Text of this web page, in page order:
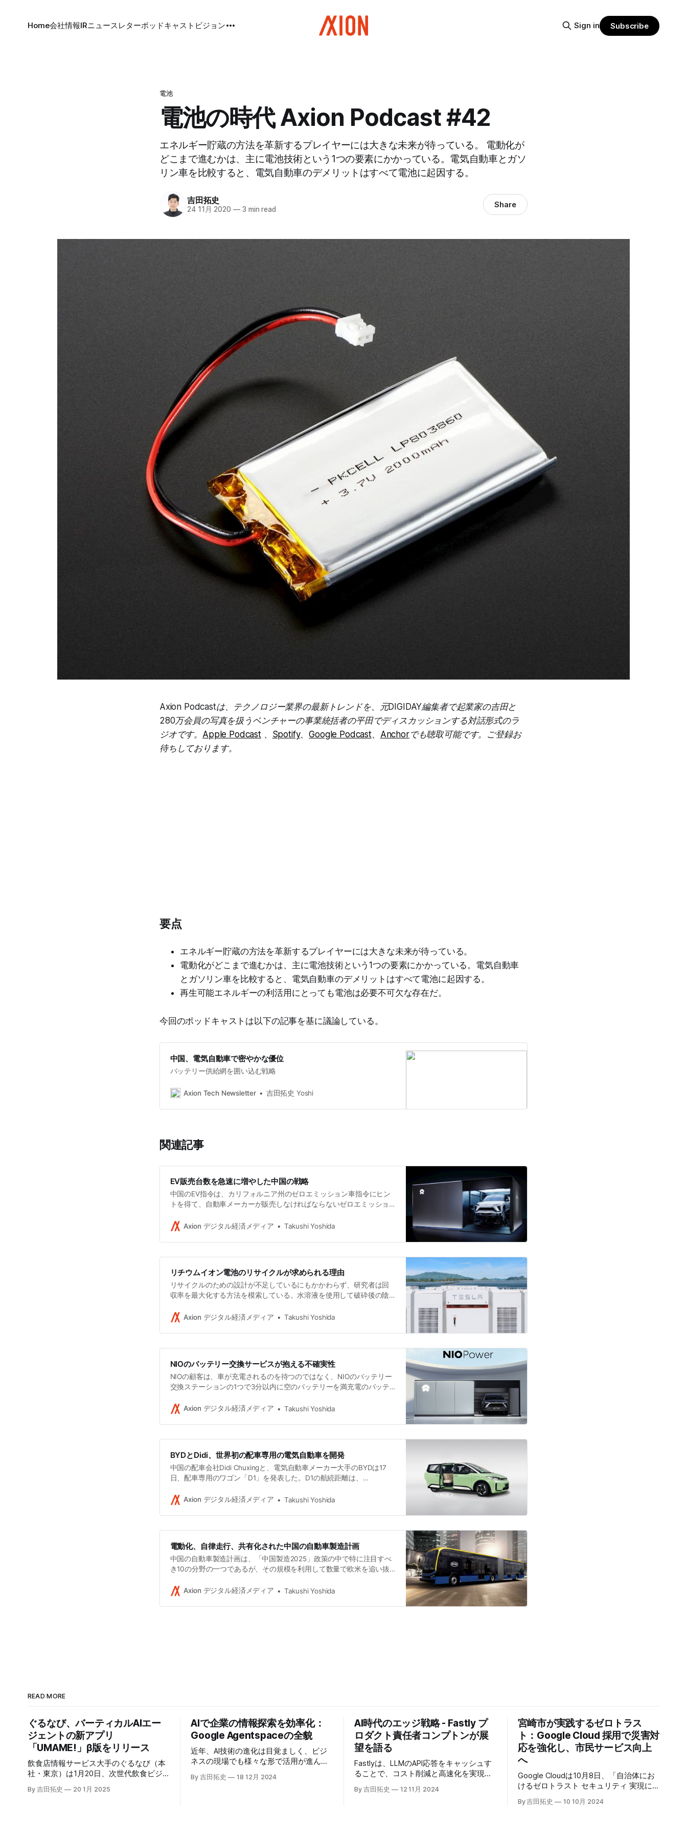
Home会社情報IRニュースレターポッドキャスト ビジョン Sign in Subscribe
電池
電池の時代 Axion Podcast #42
エネルギー貯蔵の方法を革新するプレイヤーには大きな未来が待っている。 電動化が
どこまで進むかは、主に電池技術という1つの要素にかかっている。電気自動車とガソ
リン車を比較すると、電気自動車のデメリットはすべて電池に起因する。
吉田拓史
24 11月 2020 —3 min read Share
Axion Podcastは、テクノロジー業界の最新トレンドを、元DIGIDAY編集者で起業家の吉田と
280万会員の写真を扱うベンチャーの事業統括者の平田でディスカッションする対話形式のラ
ジオです。 Apple Podcast、 Spotify、Google Podcast、 Anchorでも聴取可能です。ご登録お
待ちしております。
要点
エネルギー貯蔵の方法を革新するプレイヤーには大きな未来が待っている。
電動化がどこまで進むかは、主に電池技術という1つの要素にかかっている。電気自動車
とガソリン車を比較すると、電気自動車のデメリットはすべて電池に起因する。
再生可能エネルギーの利活用にとっても電池は必要不可欠な存在だ。
今回のポッドキャストは以下の記事を基に議論している。
中国、電気自動車で密やかな優位
バッテリー供給網を囲い込む戦略
Axion Tech Newsletter 吉田拓史 Yoshi
関連記事
EV販売台数を急速に増やした中国の戦略
中国のEV指令は、カリフォルニア州のゼロエミッション車指令にヒン
トを得て、自動車メーカーが販売しなければならないゼロエミッショ
率、電力などの特性に応じて一定の数のクレジットを取得する。
Axion デジタル経済メディア Takushi Yoshida
リチウムイオン電池のリサイクルが求められる理由
リサイクルのための設計が不足しているにもかかわらず、研究者は回
収率を最大化する方法を模索している。水溶液を使用して破砕後の陰
がより効率的であろう。
Axion デジタル経済メディア Takushi Yoshida
NIOのバッテリー交換サービスが抱える不確実性
NIOの顧客は、車が充電されるのを待つのではなく、NIOのバッテリー
交換ステーションの1つで3分以内に空のバッテリーを満充電のバッテ
る）。このアイデアは野心的に聞こえますが、NIOはすでに中国の顧客
Axion デジタル経済メディア Takushi Yoshida
BYDとDidi、世界初の配車専用の電気自動車を開発
中国の配車会社Didi Chuxingと、電気自動車メーカー大手のBYDは17
日、配車専用のワゴン「D1」を発表した。D1の航続距離は、
こと。Axion デジタル経済メディア Takushi Yoshida
電動化、自律走行、共有化された中国の自動車製造計画
中国の自動車製造計画は、「中国製造2025」政策の中で特に注目すべ
き10の分野の一つであるが、その規模を利用して数量で欧米を追い抜
るわけではない。産業政策を利用して、未来への道で欧米を追い越す
Axion デジタル経済メディア Takushi Yoshida
READ MORE
ぐるなび、バーティカルAIエー
ジェントの新アプリ
「UMAME!」β版をリリース
飲食店情報サービス大手のぐるなび（本
社・東京）は1月20日、次世代飲食ビジ
ネスの基盤構築をめざす「ぐるなびNext
プロジェクト」の初成果として、新たな
By 吉田拓史 20 1月 2025
AIで企業の情報探索を効率化：
Google Agentspaceの全貌
近年、AI技術の進化は目覚ましく、ビジ
ネスの現場でも様々な形で活用が進んで
いる。そのような中、Google Cloudが新
たに発表したGoogle Agentspaceは、い
By 吉田拓史 18 12月 2024
AI時代のエッジ戦略 - Fastly プ
ロダクト責任者コンプトンが展
望を語る
Fastlyは、LLMのAPI応答をキャッシュす
ることで、コスト削減と高速化を実現す
る「Fastly AI Accelerator」の提供を開始
した。キップ・コンプトン最高プロダク
By 吉田拓史 12 11月 2024
宮崎市が実践するゼロトラス
ト：Google Cloud 採用で災害対
応を強化し、市民サービス向上
へ
Google Cloudは10月8日、「自治体にお
けるゼロトラスト セキュリティ 実現に
向けて」と題した記者説明会を開催し、
自治体向けにゼロトラストセキュリティ
By 吉田拓史 10 10月 2024